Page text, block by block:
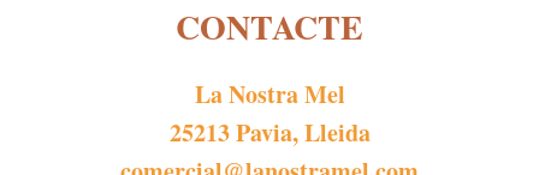
CONTACTE
La Nostra Mel
25213 Pavia, Lleida